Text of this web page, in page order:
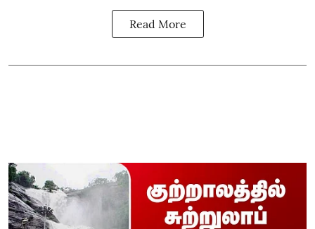
Read More